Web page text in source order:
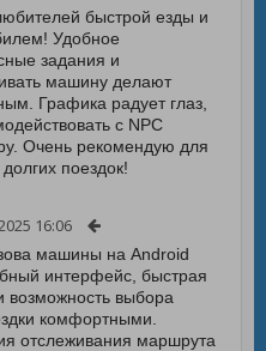
быстрой езды и
Удобное
задания и
машину делают
Графика радует глаз,
с NPC
Очень рекомендую для
поездок!
16:06
машины на Android
интерфейс, быстрая
возможность выбора
комфортными.
отслеживания маршрута